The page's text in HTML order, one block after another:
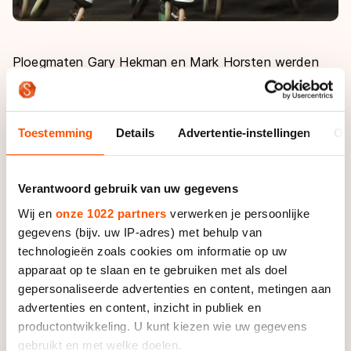
Toestemming Details Advertentie-instellingen
Verantwoord gebruik van uw gegevens
Wij en onze 1022 partners verwerken je persoonlijke
gegevens (bijv. uw IP-adres) met behulp van
technologieën zoals cookies om informatie op uw
apparaat op te slaan en te gebruiken met als doel
gepersonaliseerde advertenties en content, metingen aan
advertenties en content, inzicht in publiek en
productontwikkeling. U kunt kiezen wie uw gegevens
gebruikt en met welke doelen.
Ploegmaten Gary Hekman en Mark Horsten werden
relatief vroeg in de wedstrijd geëlimineerd. Daarna
moest Ariëns zelf zijn plek verdedigen. "Daardoor zat
alleen zit, krijgt het moeilijk. De afvalkoers is bij uitstek
een wedstrijd waarbij je eigenlijk tot in de finale een
Toch was hij niet geheel ontevreden. "We hebben nog
nooit een medaille op deze afstand behaald. Ik denk
dat het misschien wel één van mijn betere
afvalkoersen ooit was. Ik heb veel vertrouwen in mijn
niveau en ik doe niet onder voor iemand als Ewen
Fernandez, die vandaag tweede wordt."